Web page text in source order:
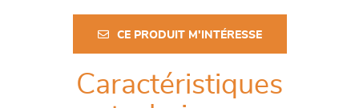
CE PRODUIT M'INTÉRESSE
Caractéristiques